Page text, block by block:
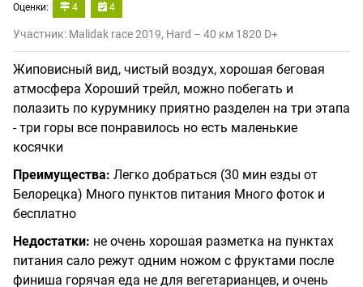
Оценки: 4 4
Участник: Malidak race 2019, Hard – 40 км 1820 D+
Жиповисный вид, чистый воздух, хорошая беговая
атмосфера Хороший трейл, можно побегать и
полазить по курумнику приятно разделен на три этапа
- три горы все понравилось но есть маленькие
косячки
Преимущества: Легко добраться (30 мин езды от
Белорецка) Много пунктов питания Много фоток и
бесплатно
Недостатки: не очень хорошая разметка на пунктах
питания сало режут одним ножом с фруктами после
финиша горячая еда не для вегетарианцев, и очень